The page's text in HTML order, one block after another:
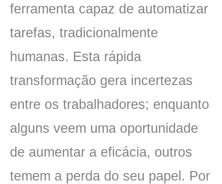
ferramenta capaz de automatizar
tarefas, tradicionalmente
humanas. Esta rápida
transformação gera incertezas
entre os trabalhadores; enquanto
alguns veem uma oportunidade
de aumentar a eficácia, outros
temem a perda do seu papel. Por